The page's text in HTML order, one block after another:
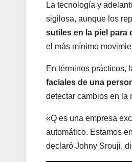
La tecnología y
sigilosa, aunque los
sutiles en la piel para
el más mínimo
En términos prácticos,
faciales de una
detectar cambios en la
«Q es una empresa
automático. Estamos
declaró Johny Srouji,